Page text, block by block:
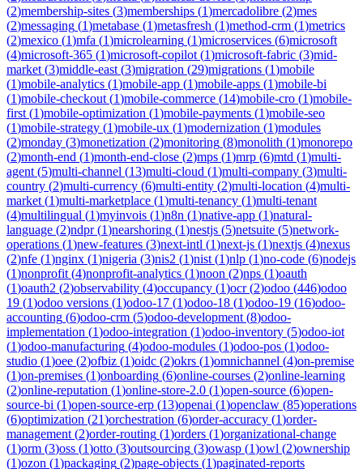
(2)membership-sites (3)memberships (1)mercadolibre (2)mes
(2)messaging (1)metabase (1)metasfresh (1)method-crm (1)metrics
(2)mexico (1)mfa (1)microlearning (1)microservices (6)microsoft
(4)microsoft-365 (1)microsoft-copilot (1)microsoft-fabric (3)mid-
market (3)middle-east (3)migration (29)migrations (1)mobile
(1)mobile-analytics (1)mobile-app (1)mobile-apps (1)mobile-bi
(1)mobile-checkout (1)mobile-commerce (14)mobile-cro (1)mobile-
first (1)mobile-optimization (1)mobile-payments (1)mobile-seo
(1)mobile-strategy (1)mobile-ux (1)modernization (1)modules
(2)monday (3)monetization (2)monitoring (8)monolith (1)monorepo
(2)month-end (1)month-end-close (2)mps (1)mrp (6)mtd (1)multi-
agent (5)multi-channel (13)multi-cloud (1)multi-company (3)multi-
country (2)multi-currency (6)multi-entity (2)multi-location (4)multi-
market (1)multi-marketplace (1)multi-tenancy (1)multi-tenant
(4)multilingual (1)myinvois (1)n8n (1)native-app (1)natural-
language (2)ndpr(1)nearshoring (1)nestjs (5)netsuite (5)network-
operations (1)new-features (3)next-intl (1)next-js (1)nextjs (4)nexus
(2)nfe (1)nginx (1)nigeria (3)nis2 (1)nist (1)nlp (1)no-code (6)nodejs
(1)nonprofit (4)nonprofit-analytics (1)noon (2)nps (1)oauth
(1)oauth2 (2)observability (4)occupancy (1)ocr(2)odoo (446)odoo
19 (1)odoo versions (1)odoo-17 (1)odoo-18 (1)odoo-19 (16)odoo-
accounting (6)odoo-crm (5)odoo-development (8)odoo-
implementation (1)odoo-integration (1)odoo-inventory (5)odoo-iot
(1)odoo-manufacturing (4)odoo-modules (1)odoo-pos (1)odoo-
studio (1)oee (2)ofbiz (1)oidc (2)okrs (1)omnichannel (4)on-premise
(1)on-premises (1)onboarding (6)online-courses (2)online-learning
(2)online-reputation (1)online-store-2.0 (1)open-source (6)open-
source-bi (1)open-source-erp (13)openai (1)openclaw (85)operations
(6)optimization (21)orchestration (6)order-accuracy (1)order-
management (2)order-routing (1)orders (1)organizational-change
(1)orm (3)oss (1)otto (3)outsourcing (3)owasp (1)owl (2)ownership
(1)ozon (1)packaging (2)page-objects (1)paginated-reports